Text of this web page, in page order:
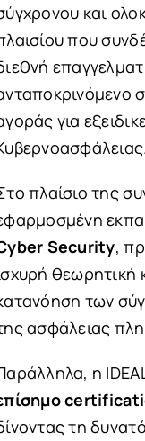
και
που
για
πλαίσιο της
Security,
θεωρητική
των
ασφάλειας
η
τη